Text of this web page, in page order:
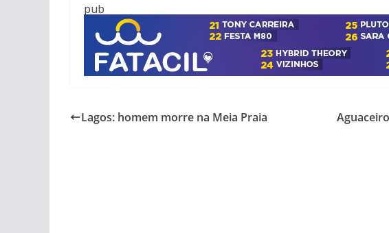
pub
Lagos: homem morre na Meia Praia